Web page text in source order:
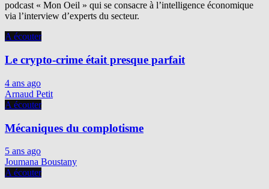
podcast « Mon Oeil » qui se consacre à l’intelligence économique
via l’interview d’experts du secteur.
A écouter
Le crypto-crime était presque parfait
4 ans ago
Arnaud Petit
A écouter
Mécaniques du complotisme
5 ans ago
Joumana Boustany
A écouter